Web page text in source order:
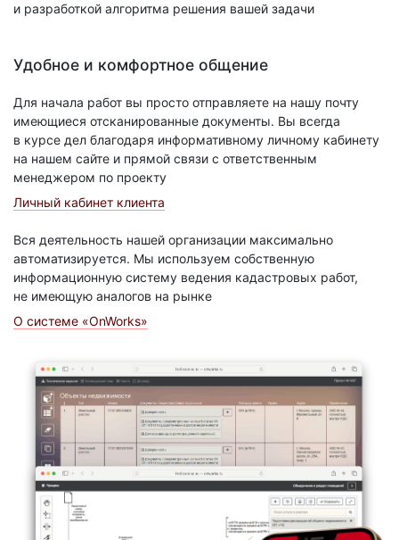
и разработкой алгоритма решения вашей задачи
Удобное и комфортное общение
Для начала работ вы просто отправляете на нашу почту
имеющиеся отсканированные документы. Вы всегда
в курсе дел благодаря информативному личному кабинету
на нашем сайте и прямой связи с ответственным
менеджером по проекту
Личный кабинет клиента
Вся деятельность нашей организации максимально
автоматизируется. Мы используем собственную
информационную систему ведения кадастровых работ,
не имеющую аналогов на рынке
О системе «OnWorks»